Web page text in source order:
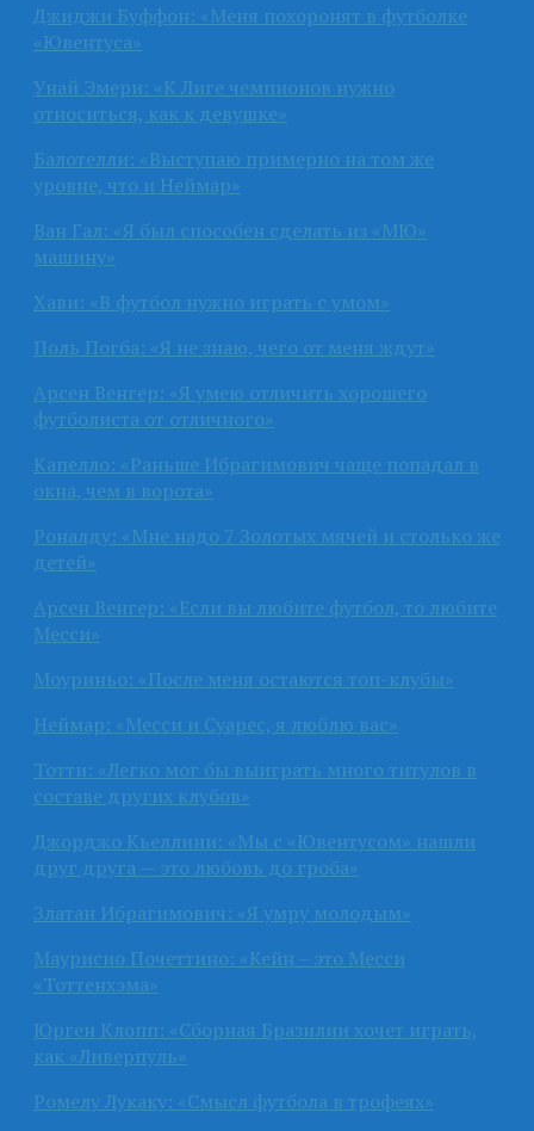
Джиджи Буффон: «Меня похоронят в футболке
«Ювентуса»
Унай Эмери: «К Лиге чемпионов нужно
относиться, как к девушке»
Балотелли: «Выступаю примерно на том же
уровне, что и Неймар»
Ван Гал: «Я был способен сделать из «МЮ»
машину»
Хави: «В футбол нужно играть с умом»
Поль Погба: «Я не знаю, чего от меня ждут»
Арсен Венгер: «Я умею отличить хорошего
футболиста от отличного»
Капелло: «Раньше Ибрагимович чаще попадал в
окна, чем в ворота»
Роналду: «Мне надо 7 Золотых мячей и столько же
детей»
Арсен Венгер: «Если вы любите футбол, то любите
Месси»
Моуриньо: «После меня остаются топ-клубы»
Неймар: «Месси и Суарес, я люблю вас»
Тотти: «Легко мог бы выиграть много титулов в
составе других клубов»
Джорджо Кьеллини: «Мы с «Ювентусом» нашли
друг друга — это любовь до гроба»
Златан Ибрагимович: «Я умру молодым»
Маурисио Почеттино: «Кейн – это Месси
«Тоттенхэма»
Юрген Клопп: «Сборная Бразилии хочет играть,
как «Ливерпуль»
Ромелу Лукаку: «Смысл футбола в трофеях»